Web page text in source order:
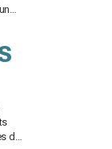
de